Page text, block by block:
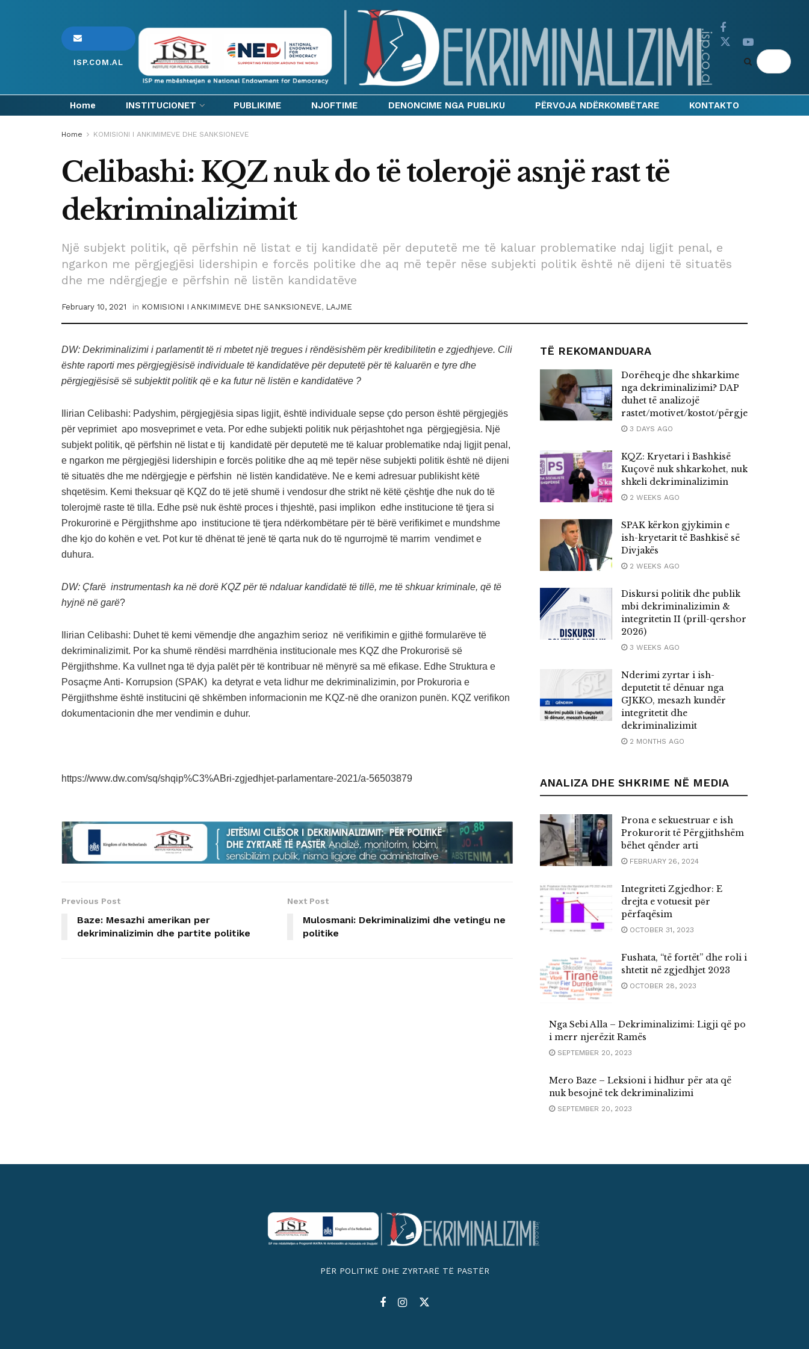
ISP.COM.AL
Home INSTITUCIONET PUBLIKIME NJOFTIME DENONCIME NGA PUBLIKU PËRVOJA NDËRKOMBËTARE KONTAKTO
Home KOMISIONI I ANKIMIMEVE DHE SANKSIONEVE
Celibashi: KQZ nuk do të tolerojë asnjë rast të
dekriminalizimit
Një subjekt politik, që përfshin në listat e tij kandidatë për deputetë me të kaluar problematike ndaj ligjit penal, e
ngarkon me përgjegjësi lidershipin e forcës politike dhe aq më tepër nëse subjekti politik është në dijeni të situatës
dhe me ndërgjegje e përfshin në listën kandidatëve
February 10, 2021 in KOMISIONI I ANKIMIMEVE DHE SANKSIONEVE, LAJME
DW: Dekriminalizimi i parlamentit të ri mbetet një tregues i rëndësishëm për kredibilitetin e zgjedhjeve. Cili
ështe raporti mes përgjegjësisë individuale të kandidatëve për deputetë për të kaluarën e tyre dhe
përgjegjësisë së subjektit politik që e ka futur në listën e kandidatëve ?
Ilirian Celibashi: Padyshim, përgjegjësia sipas ligjit, është individuale sepse çdo person është përgjegjës
për veprimiet apo mosveprimet e veta. Por edhe subjekti politik nuk përjashtohet nga përgjegjësia. Një
subjekt politik, që përfshin në listat e tij kandidatë për deputetë me të kaluar problematike ndaj ligjit penal,
e ngarkon me përgjegjësi lidershipin e forcës politike dhe aq më tepër nëse subjekti politik është në dijeni
të situatës dhe me ndërgjegje e përfshin në listën kandidatëve. Ne e kemi adresuar publikisht këtë
shqetësim. Kemi theksuar që KQZ do të jetë shumë i vendosur dhe strikt në këtë ꞔështje dhe nuk do të
tolerojmë raste të tilla. Edhe psë nuk është proces i thjeshtë, pasi implikon edhe institucione të tjera si
Prokurorinë e Përgjithshme apo institucione të tjera ndërkombëtare për të bërë verifikimet e mundshme
dhe kjo do kohën e vet. Pot kur të dhënat të jenë të qarta nuk do të ngurrojmë të marrim vendimet e
duhura.
DW: Çfarë instrumentash ka në dorë KQZ për të ndaluar kandidatë të tillë, me të shkuar kriminale, që të
hyjnë në garë?
Ilirian Celibashi: Duhet të kemi vëmendje dhe angazhim serioz në verifikimin e gjithë formularëve të
dekriminalizimit. Por ka shumë rëndësi marrdhënia institucionale mes KQZ dhe Prokurorisë së
Përgjithshme. Ka vullnet nga të dyja palët për të kontribuar në mënyrë sa më efikase. Edhe Struktura e
Posaçme Anti- Korrupsion (SPAK) ka detyrat e veta lidhur me dekriminalizimin, por Prokuroria e
Përgjithshme është institucini që shkëmben informacionin me KQZ-në dhe oranizon punën. KQZ verifikon
dokumentacionin dhe mer vendimin e duhur.
https://www.dw.com/sq/shqip%C3%ABri-zgjedhjet-parlamentare-2021/a-56503879
Previous Post
Baze: Mesazhi amerikan per
dekriminalizimin dhe partite politike
Next Post
Mulosmani: Dekriminalizimi dhe vetingu ne
politike
TË REKOMANDUARA
Dorëheqje dhe shkarkime
nga dekriminalizimi? DAP
duhet të analizojë
rastet/motivet/kostot/përgjegjësitë
3 DAYS AGO
KQZ: Kryetari i Bashkisë
Kuçovë nuk shkarkohet, nuk
shkeli dekriminalizimin
2 WEEKS AGO
SPAK kërkon gjykimin e
ish-kryetarit të Bashkisë së
Divjakës
2 WEEKS AGO
Diskursi politik dhe publik
mbi dekriminalizimin &
integritetin II (prill-qershor
2026)
3 WEEKS AGO
Nderimi zyrtar i ish-
deputetit të dënuar nga
GJKKO, mesazh kundër
integritetit dhe
dekriminalizimit
2 MONTHS AGO
ANALIZA DHE SHKRIME NË MEDIA
Prona e sekuestruar e ish
Prokurorit të Përgjithshëm
bëhet qënder arti
FEBRUARY 26, 2024
Integriteti Zgjedhor: E
drejta e votuesit pёr
përfaqësim
OCTOBER 31, 2023
Fushata, “të fortët” dhe roli i
shtetit në zgjedhjet 2023
OCTOBER 28, 2023
Nga Sebi Alla – Dekriminalizimi: Ligji që po
i merr njerëzit Ramës
SEPTEMBER 20, 2023
Mero Baze – Leksioni i hidhur për ata që
nuk besojnë tek dekriminalizimi
SEPTEMBER 20, 2023
PËR POLITIKË DHE ZYRTARË TË PASTËR